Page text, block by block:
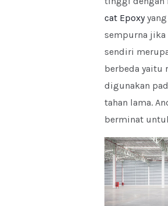
cat Epoxyyang
sempurna jika
sendiri
berbeda yaitu
digunakan
tahan lama.
berminat